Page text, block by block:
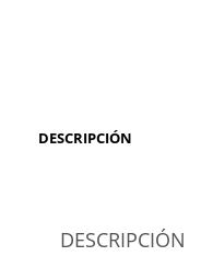
DESCRIPCIÓN
DESCRIPCIÓN